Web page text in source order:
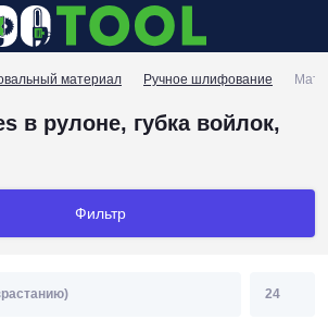
материал Ручное шлифование
в рулоне, губка войлок,
Фильтр